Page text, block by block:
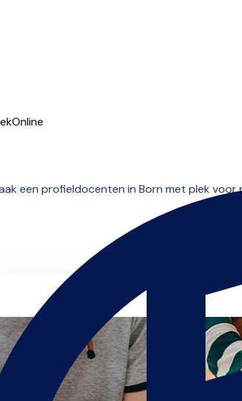
Online
een profieldocenten in Born met plek voor